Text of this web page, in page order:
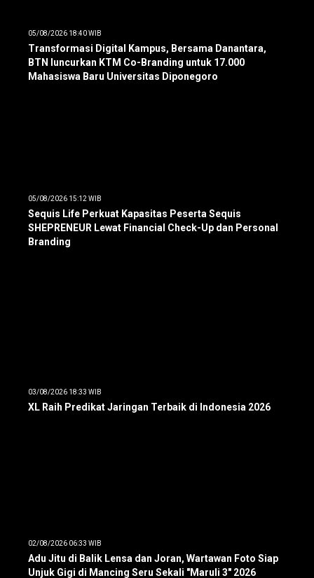
05/08/2026 18:40 WIB
Transformasi Digital Kampus, Bersama Danantara,
BTN luncurkan KTM Co-Branding untuk 17.000
Mahasiswa Baru Universitas Diponegoro
05/08/2026 15:12 WIB
Sequis Life Perkuat Kapasitas Peserta Sequis
SHEPRENEUR Lewat Financial Check-Up dan Personal
Branding
03/08/2026 18:33 WIB
XL Raih Predikat Jaringan Terbaik di Indonesia 2026
02/08/2026 06:33 WIB
Adu Jitu di Balik Lensa dan Joran, Wartawan Foto Siap
Unjuk Gigi di Mancing Seru Sekali "Maruli 3" 2026